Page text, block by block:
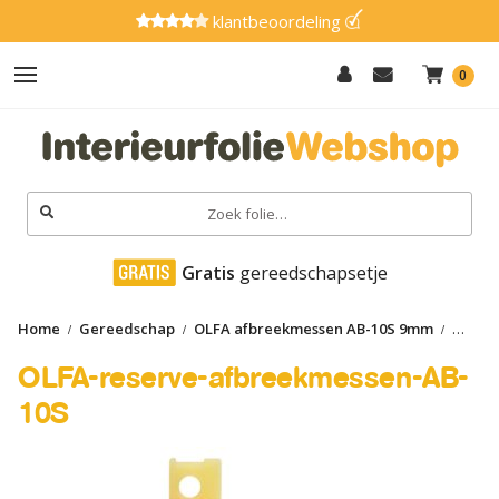
klantbeoordeling
0
Zoeken
naar:
Hout
Effen
Marmer
Glitter
Natuursteen
Textiel
Gratis gereedschapsetje
Home Gereedschap
OLFA afbreekmessen AB-10S 9mm
OLFA-reserve-afbreekmessen-AB-
10S